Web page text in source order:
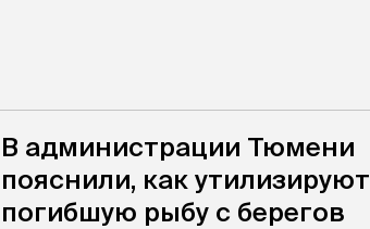
В администрации Тюмени
пояснили, как утилизируют
погибшую рыбу с берегов